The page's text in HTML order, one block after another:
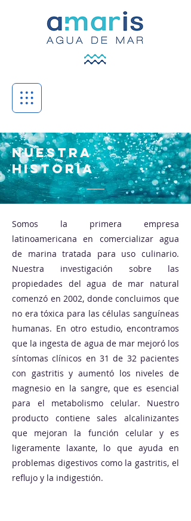
Nuestra
Historia
Somos la primera empresa
latinoamericana en comercializar agua
de marina tratada para uso culinario.
Nuestra investigación sobre las
propiedades del agua de mar natural
comenzó en 2002, donde concluimos que
no era tóxica para las células sanguíneas
humanas. En otro estudio, encontramos
que la ingesta de agua de mar mejoró los
síntomas clínicos en 31 de 32 pacientes
con gastritis y aumentó los niveles de
magnesio en la sangre, que es esencial
para el metabolismo celular. Nuestro
producto contiene sales alcalinizantes
que mejoran la función celular y es
ligeramente laxante, lo que ayuda en
problemas digestivos como la gastritis, el
reflujo y la indigestión.